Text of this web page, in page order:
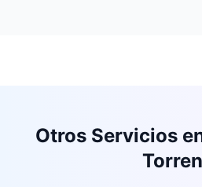
Otros Servicios